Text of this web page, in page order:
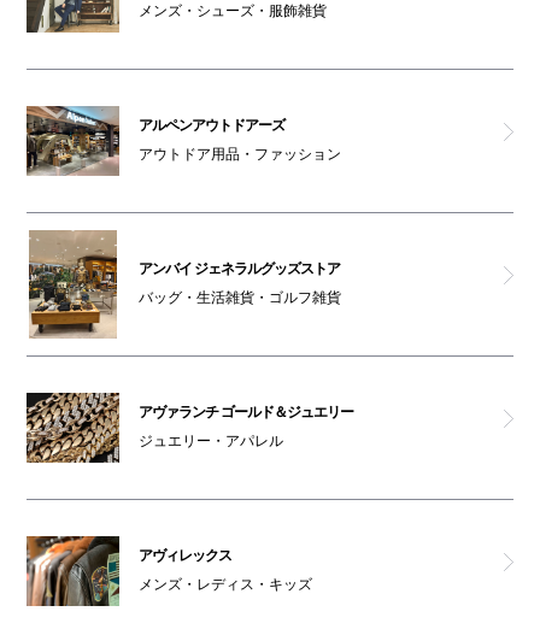
ポーカーフェイス
GINZA Global Style PREMIUM
ロックス
メンズ・シューズ・服飾雑貨
アルペンアウトドアーズ
アウトドア用品・ファッション
アンバイ ジェネラルグッズストア
バッグ・生活雑貨・ゴルフ雑貨
アヴァランチ ゴールド＆ジュエリー
ジュエリー・アパレル
アヴィレックス
メンズ・レディス・キッズ